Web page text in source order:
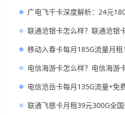
联通沧银卡怎么样？联通沧银
移动入春卡每月185G流量月租
电信海游卡怎么样？电信海游